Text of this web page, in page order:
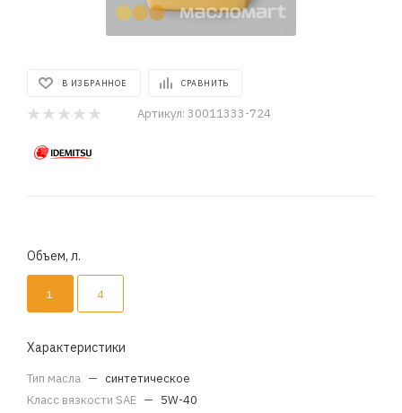
В ИЗБРАННОЕ СРАВНИТЬ
Артикул: 30011333-724
Объем, л.
1 4
Характеристики
Тип масла — синтетическое
Класс вязкости SAE — 5W-40